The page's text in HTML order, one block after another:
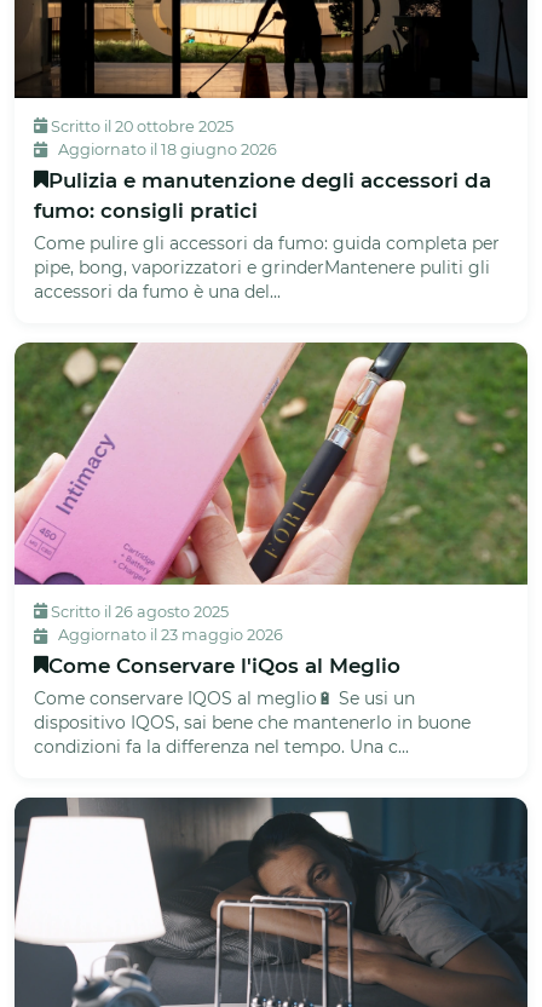
Scritto il 20 ottobre 2025
Aggiornato il 18 giugno 2026
Pulizia e manutenzione degli accessori da
fumo: consigli pratici
Come pulire gli accessori da fumo: guida completa per
pipe, bong, vaporizzatori e grinderMantenere puliti gli
accessori da fumo è una del...
Scritto il 26 agosto 2025
Aggiornato il 23 maggio 2026
Come Conservare l'iQos al Meglio
Come conservare IQOS al meglio🔋 Se usi un
dispositivo IQOS, sai bene che mantenerlo in buone
condizioni fa la differenza nel tempo. Una c...